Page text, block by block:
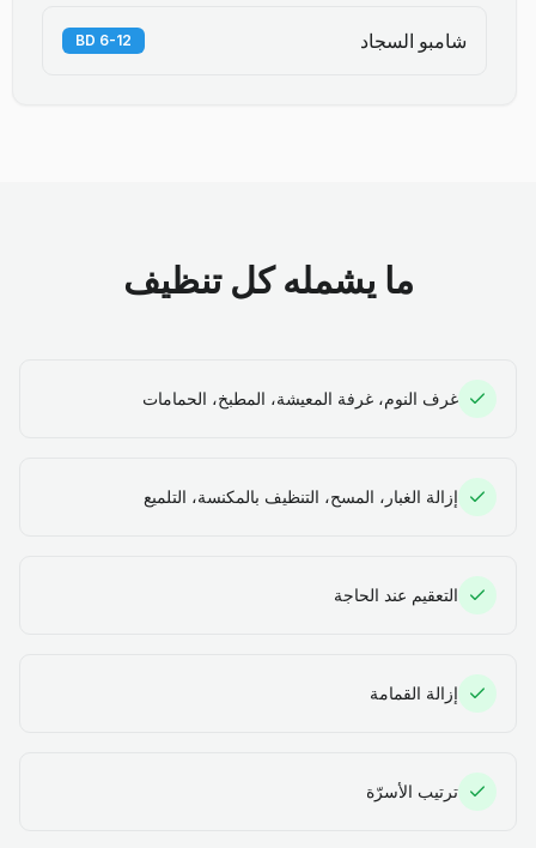
شامبو السجاد 6-12 BD
ما يشمله كل تنظيف
غرف النوم، غرفة المعيشة، المطبخ، الحمامات
إزالة الغبار، المسح، التنظيف بالمكنسة، التلميع
التعقيم عند الحاجة
إزالة القمامة
ترتيب الأسرّة